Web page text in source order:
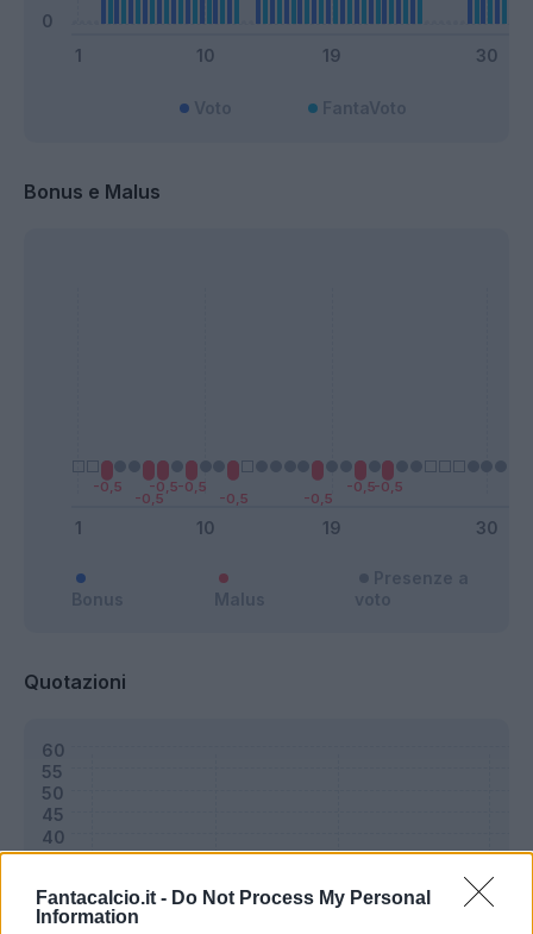
Fantacalcio.it - Do Not Process My Personal
Information
Bonus e Malus
Quotazioni